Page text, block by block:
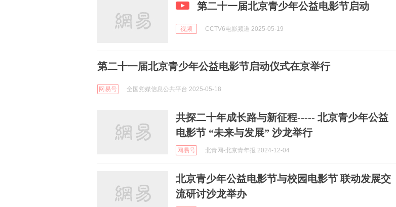
第二十一届北京青少年公益电影节启动
视频 CCTV6电影频道 2025-05-19
第二十一届北京青少年公益电影节启动仪式在京举行
网易号 全国党媒信息公共平台 2025-05-18
共探二十年成长路与新征程----- 北京青少年公益
电影节 “未来与发展” 沙龙举行
网易号 北青网-北京青年报 2024-12-04
北京青少年公益电影节与校园电影节 联动发展交
流研讨沙龙举办